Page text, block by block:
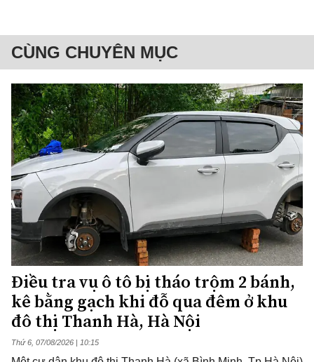
CÙNG CHUYÊN MỤC
Điều tra vụ ô tô bị tháo trộm 2 bánh,
kê bằng gạch khi đỗ qua đêm ở khu
đô thị Thanh Hà, Hà Nội
Thứ 6, 07/08/2026 | 10:15